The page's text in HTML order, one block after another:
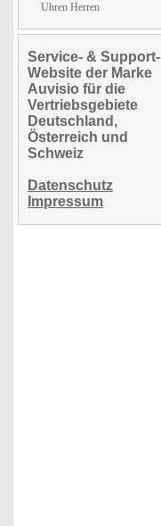
Uhren Herren
Service- & Support-
Website der Marke
Auvisio für die
Vertriebsgebiete
Deutschland,
Österreich und
Schweiz
Datenschutz
Impressum